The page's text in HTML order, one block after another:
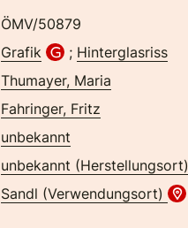
ÖMV/50879
Grafik ; Hinterglasriss
Thumayer, Maria
Fahringer, Fritz
unbekannt
unbekannt (Herstellungsort)
Sandl (Verwendungsort)